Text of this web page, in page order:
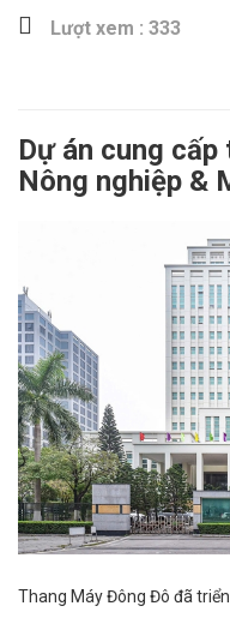
Lượt xem : 333
Dự án cung
Nông nghiệp &
Thang Máy Đông Đô đã